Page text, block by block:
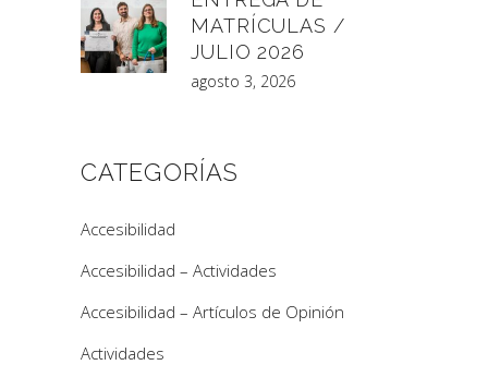
MATRÍCULAS /
JULIO 2026
agosto 3, 2026
CATEGORÍAS
Accesibilidad
Accesibilidad – Actividades
Accesibilidad – Artículos de Opinión
Actividades